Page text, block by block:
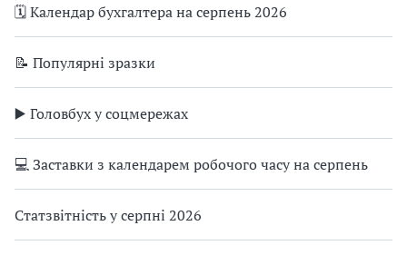
🗓️ Календар бухгалтера на серпень 2026
📝 Популярні зразки
▶️ Головбух у соцмережах
💻 Заставки з календарем робочого часу на серпень
Статзвітність у серпні 2026